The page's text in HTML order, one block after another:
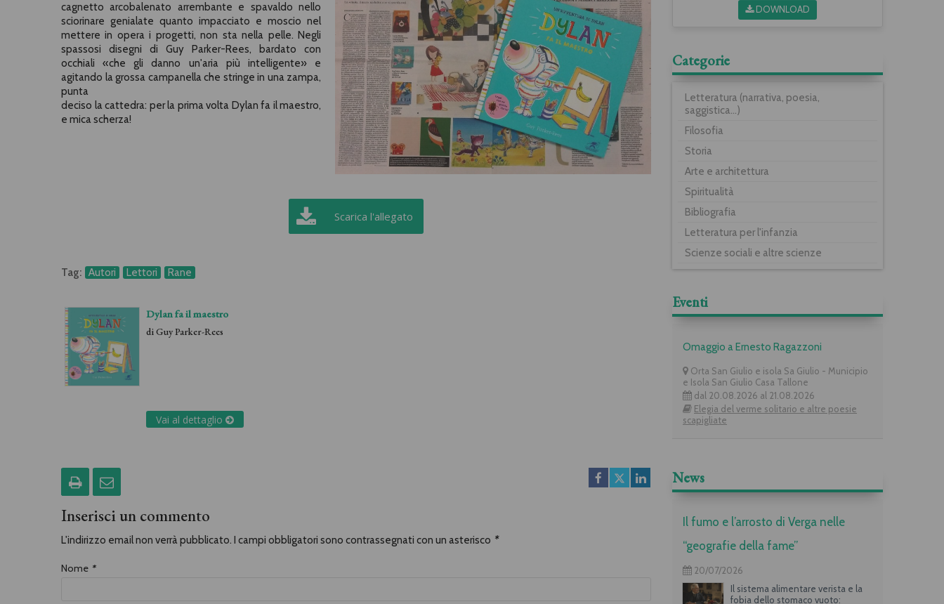
cagnetto arcobalenato arrembante e spavaldo nello
sciorinare genialate quanto impacciato e moscio nel
mettere in opera i progetti, non sta nella pelle. Negli
spassosi disegni di Guy Parker-Rees, bardato con
occhiali «che gli danno un'aria più intelligente» e
agitando la grossa campanella che stringe in una zampa,
punta
deciso la cattedra: per la prima volta Dylan fa il maestro,
e mica scherza!
Scarica l'allegato
Tag: Autori Lettori Rane
Dylan fa il maestro
diGuy Parker-Rees
Vai al dettaglio
Inserisci un commento
L'indirizzo email non verrà pubblicato. I campi obbligatori sono contrassegnati con un asterisco *
Nome *
DOWNLOAD
Categorie
Letteratura (narrativa, poesia,
saggistica...)
Filosofia
Storia
Arte e architettura
Spiritualità
Bibliografia
Letteratura per l'infanzia
Scienze sociali e altre scienze
Eventi
Omaggio a Ernesto Ragazzoni
Orta San Giulio e isola Sa Giulio - Municipio
e Isola San Giulio Casa Tallone
dal 20.08.2026 al 21.08.2026
Elegia del verme solitario e altre poesie
scapigliate
News
Il fumo e l’arrosto di Verga nelle
“geografie della fame”
20/07/2026
Il sistema alimentare verista e la
fobia dello stomaco vuoto: